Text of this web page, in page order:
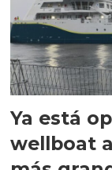
Ya está
wellboat